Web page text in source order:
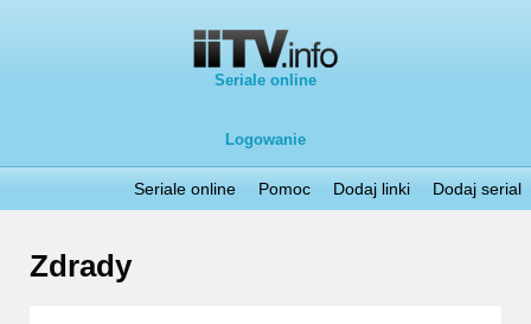
Seriale online
Logowanie
Seriale online Pomoc Dodaj linki Dodaj serial
Zdrady